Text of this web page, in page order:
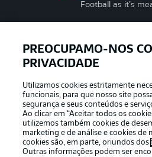
Football as it’s
APLICATIVO DA
Oferecido por
PREOCUPAMO-NOS
PRIVACIDADE
Utilizamos cookies estritamente
funcionais, para que nosso site
segurança e seus conteúdos e
Ao clicar em “Aceitar todos os
utilizemos também cookies de
marketing e de análise e cookies de
cookies são, em parte, oriundos dos
Outras informações podem ser